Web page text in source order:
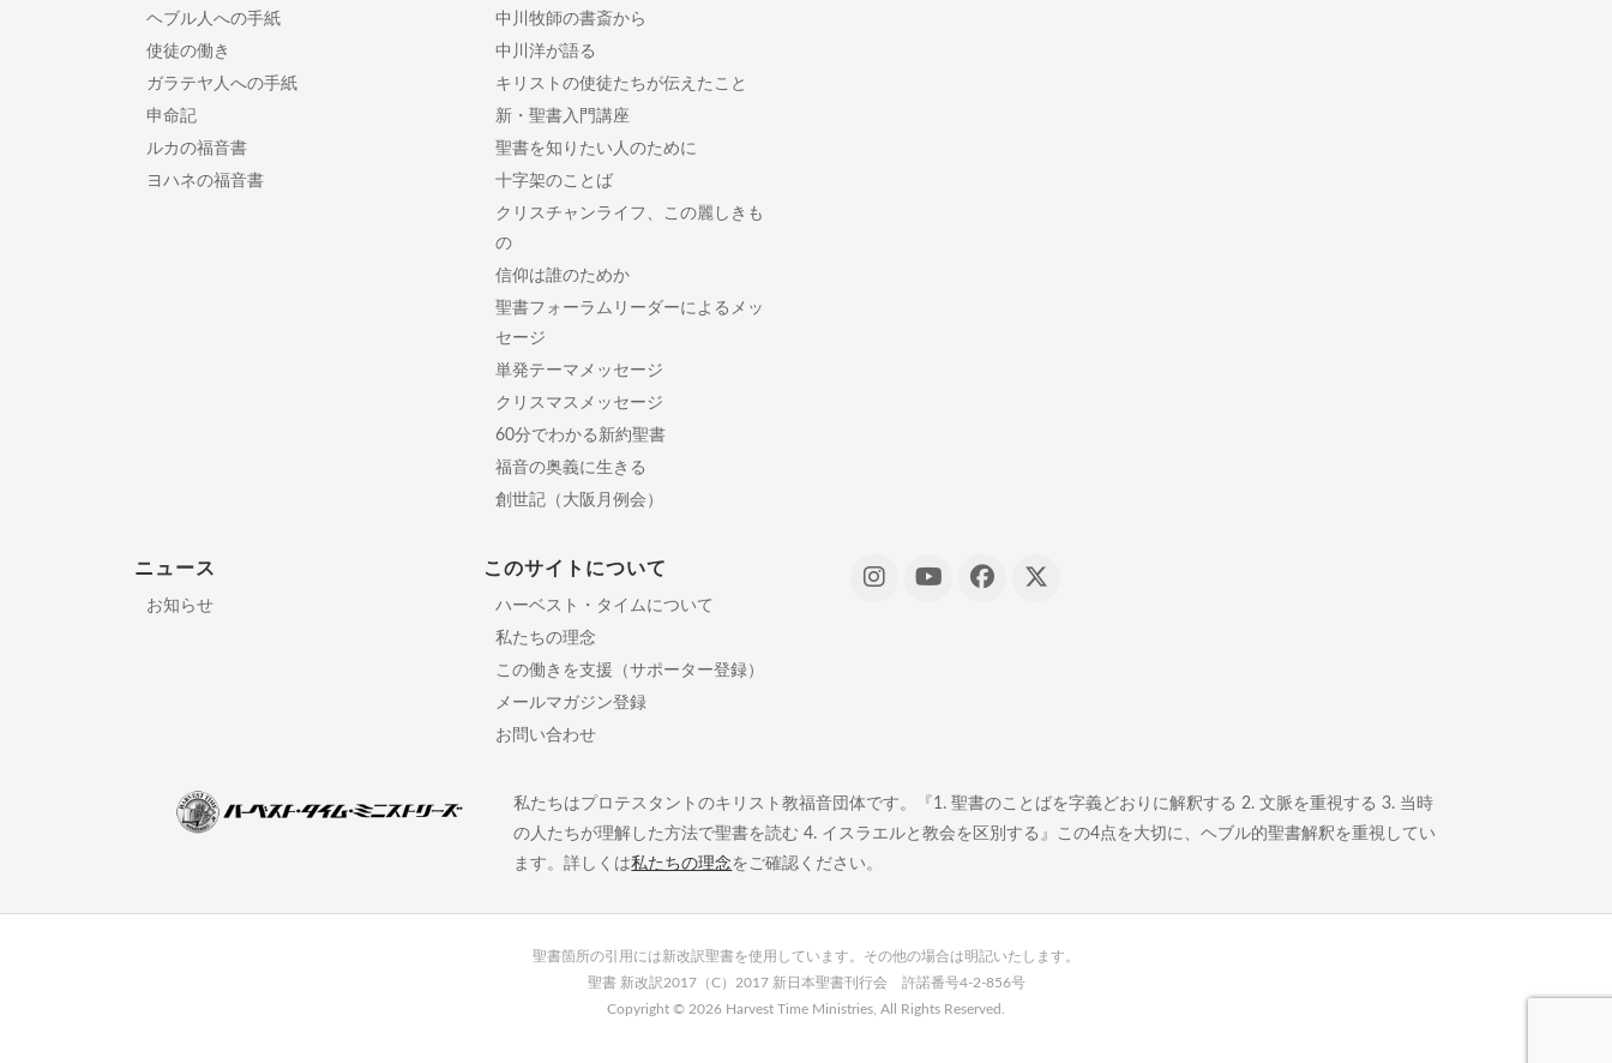
ヘブル人への手紙
使徒の働き
ガラテヤ人への手紙
申命記
ルカの福音書
ヨハネの福音書
中川牧師の書斎から
中川洋が語る
キリストの使徒たちが伝えたこと
新・聖書入門講座
聖書を知りたい人のために
十字架のことば
クリスチャンライフ、この麗しきも
の
信仰は誰のためか
聖書フォーラムリーダーによるメッ
セージ
単発テーマメッセージ
クリスマスメッセージ
60分でわかる新約聖書
福音の奥義に生きる
創世記（大阪月例会）
ニュース
お知らせ
このサイトについて
ハーベスト・タイムについて
私たちの理念
この働きを支援（サポーター登録）
メールマガジン登録
お問い合わせ
私たちはプロテスタントのキリスト教福音団体です。『1. 聖書のことばを字義どおりに解釈する 2. 文脈を重視する 3. 当時
の人たちが理解した方法で聖書を読む 4. イスラエルと教会を区別する』この4点を大切に、ヘブル的聖書解釈を重視してい
ます。詳しくは私たちの理念をご確認ください。
聖書箇所の引用には新改訳聖書を使用しています。その他の場合は明記いたします。
聖書 新改訳2017（C）2017 新日本聖書刊行会 許諾番号4-2-856号
Copyright © 2026 Harvest Time Ministries, All Rights Reserved.